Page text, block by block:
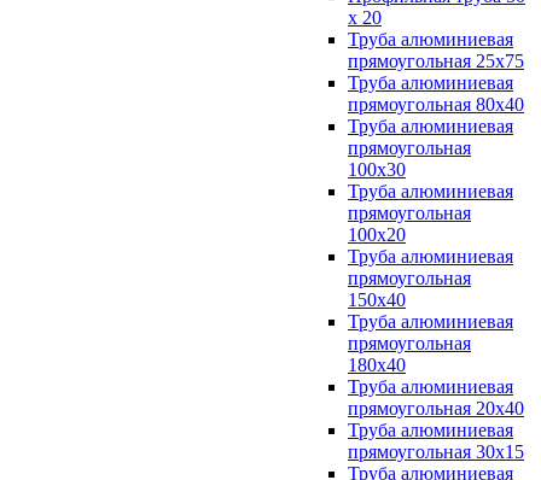
х 20
Труба алюминиевая
прямоугольная 25х75
Труба алюминиевая
прямоугольная 80х40
Труба алюминиевая
прямоугольная
100x30
Труба алюминиевая
прямоугольная
100х20
Труба алюминиевая
прямоугольная
150x40
Труба алюминиевая
прямоугольная
180x40
Труба алюминиевая
прямоугольная 20х40
Труба алюминиевая
прямоугольная 30x15
Труба алюминиевая